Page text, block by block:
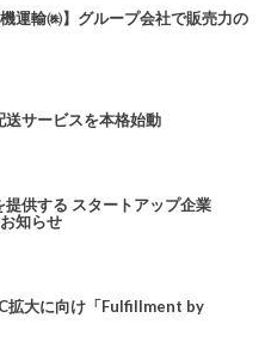
運輸㈱】グループ会社で販売力の
サービスを本格始動
提供する スタートアップ企業
知らせ
拡大に向け「Fulfillment by